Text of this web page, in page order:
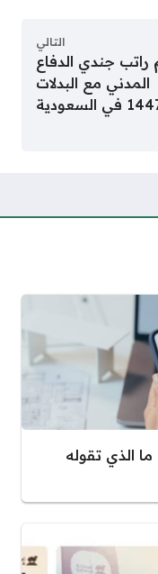
التالي
راتب جندي الدفاع
المدني مع البدلات
في السعودية
الذي تقوله